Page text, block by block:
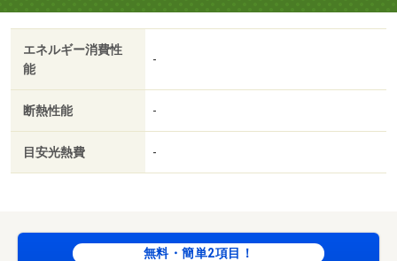
／ルームシェア相談／学生相談／平面駐車場／全居室６畳
以上／プロパンガス／ＢＳ／敷金・礼金不要／ＩＴ重説
対応物件／初期費用カード決済可／家賃カード決済可／通
風良好／掛川市立西山口小学校（小学校）まで１２００ｍ
銀行 掛川東支店（銀行）まで２３００ｍ／バロー 成滝
店（スーパー）まで１７００ｍ／セブン－イレブン 掛川
成滝店（コンビニ）まで１４００ｍ／カレーハウスＣｏＣ
エネルギー消費性
能
-
断熱性能 -
目安光熱費 -
無料・簡単2項目！